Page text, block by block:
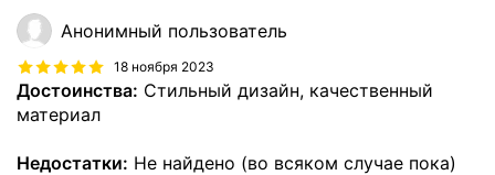
Анонимный пользователь
18 ноября 2023
Достоинства: Стильный дизайн, качественный
материал
Недостатки: Не найдено (во всяком случае пока)